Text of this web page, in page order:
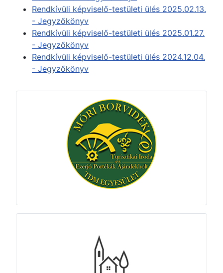
Rendkívüli képviselő-testületi ülés 2025.02.13.
- Jegyzőkönyv
Rendkívüli képviselő-testületi ülés 2025.01.27.
- Jegyzőkönyv
Rendkívüli képviselő-testületi ülés 2024.12.04.
- Jegyzőkönyv